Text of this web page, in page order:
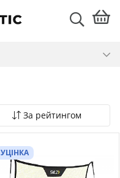
За рейтингом
УЦІНКА